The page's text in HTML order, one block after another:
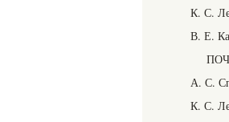
К. С.
В. Е.
А. С.
К. С.